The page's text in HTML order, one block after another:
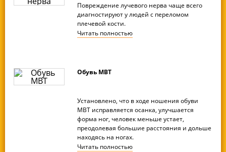
Повреждение лучевого нерва чаще всего
диагностируют у людей с переломом
плечевой кости.
Читать полностью
Обувь MBT
Установлено, что в ходе ношения обуви
МВТ исправляется осанка, улучшается
форма ног, человек меньше устает,
преодолевая большие расстояния и дольше
находясь на ногах.
Читать полностью